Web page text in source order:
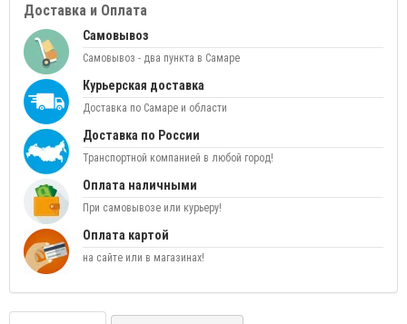
Доставка и Оплата
Самовывоз
Самовывоз - два пункта в Самаре
Курьерская доставка
Доставка по Самаре и области
Доставка по России
Транспортной компанией в любой город!
Оплата наличными
При самовывозе или курьеру!
Оплата картой
на сайте или в магазинах!